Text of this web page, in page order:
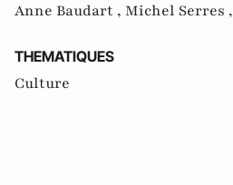
Anne Baudart , Michel Serres ,
THEMATIQUES
Culture